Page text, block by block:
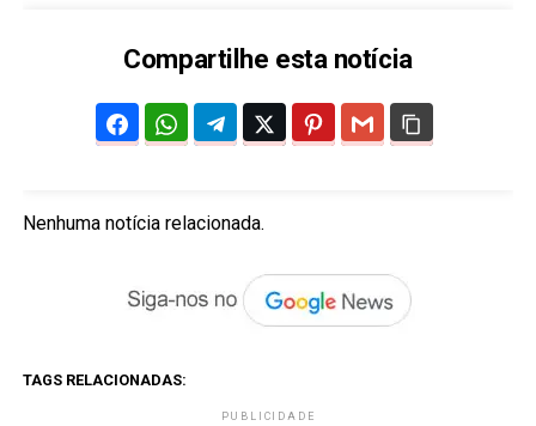
Compartilhe esta notícia
Nenhuma notícia relacionada.
TAGS RELACIONADAS:
PUBLICIDADE